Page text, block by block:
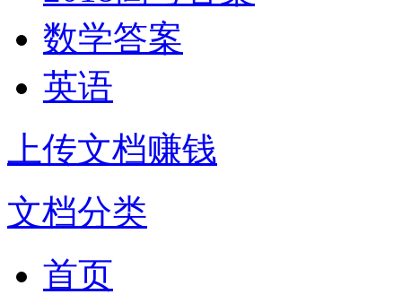
数学答案
英语
上传文档赚钱
文档分类
首页